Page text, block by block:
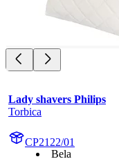
Lady shavers Philips
Torbica
CP2122/01
Bela